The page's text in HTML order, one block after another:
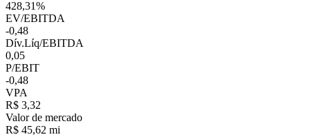
428,31%
EV/EBITDA
-0,48
Dív.Líq/EBITDA
0,05
P/EBIT
-0,48
VPA
R$ 3,32
Valor de mercado
R$ 45,62 mi